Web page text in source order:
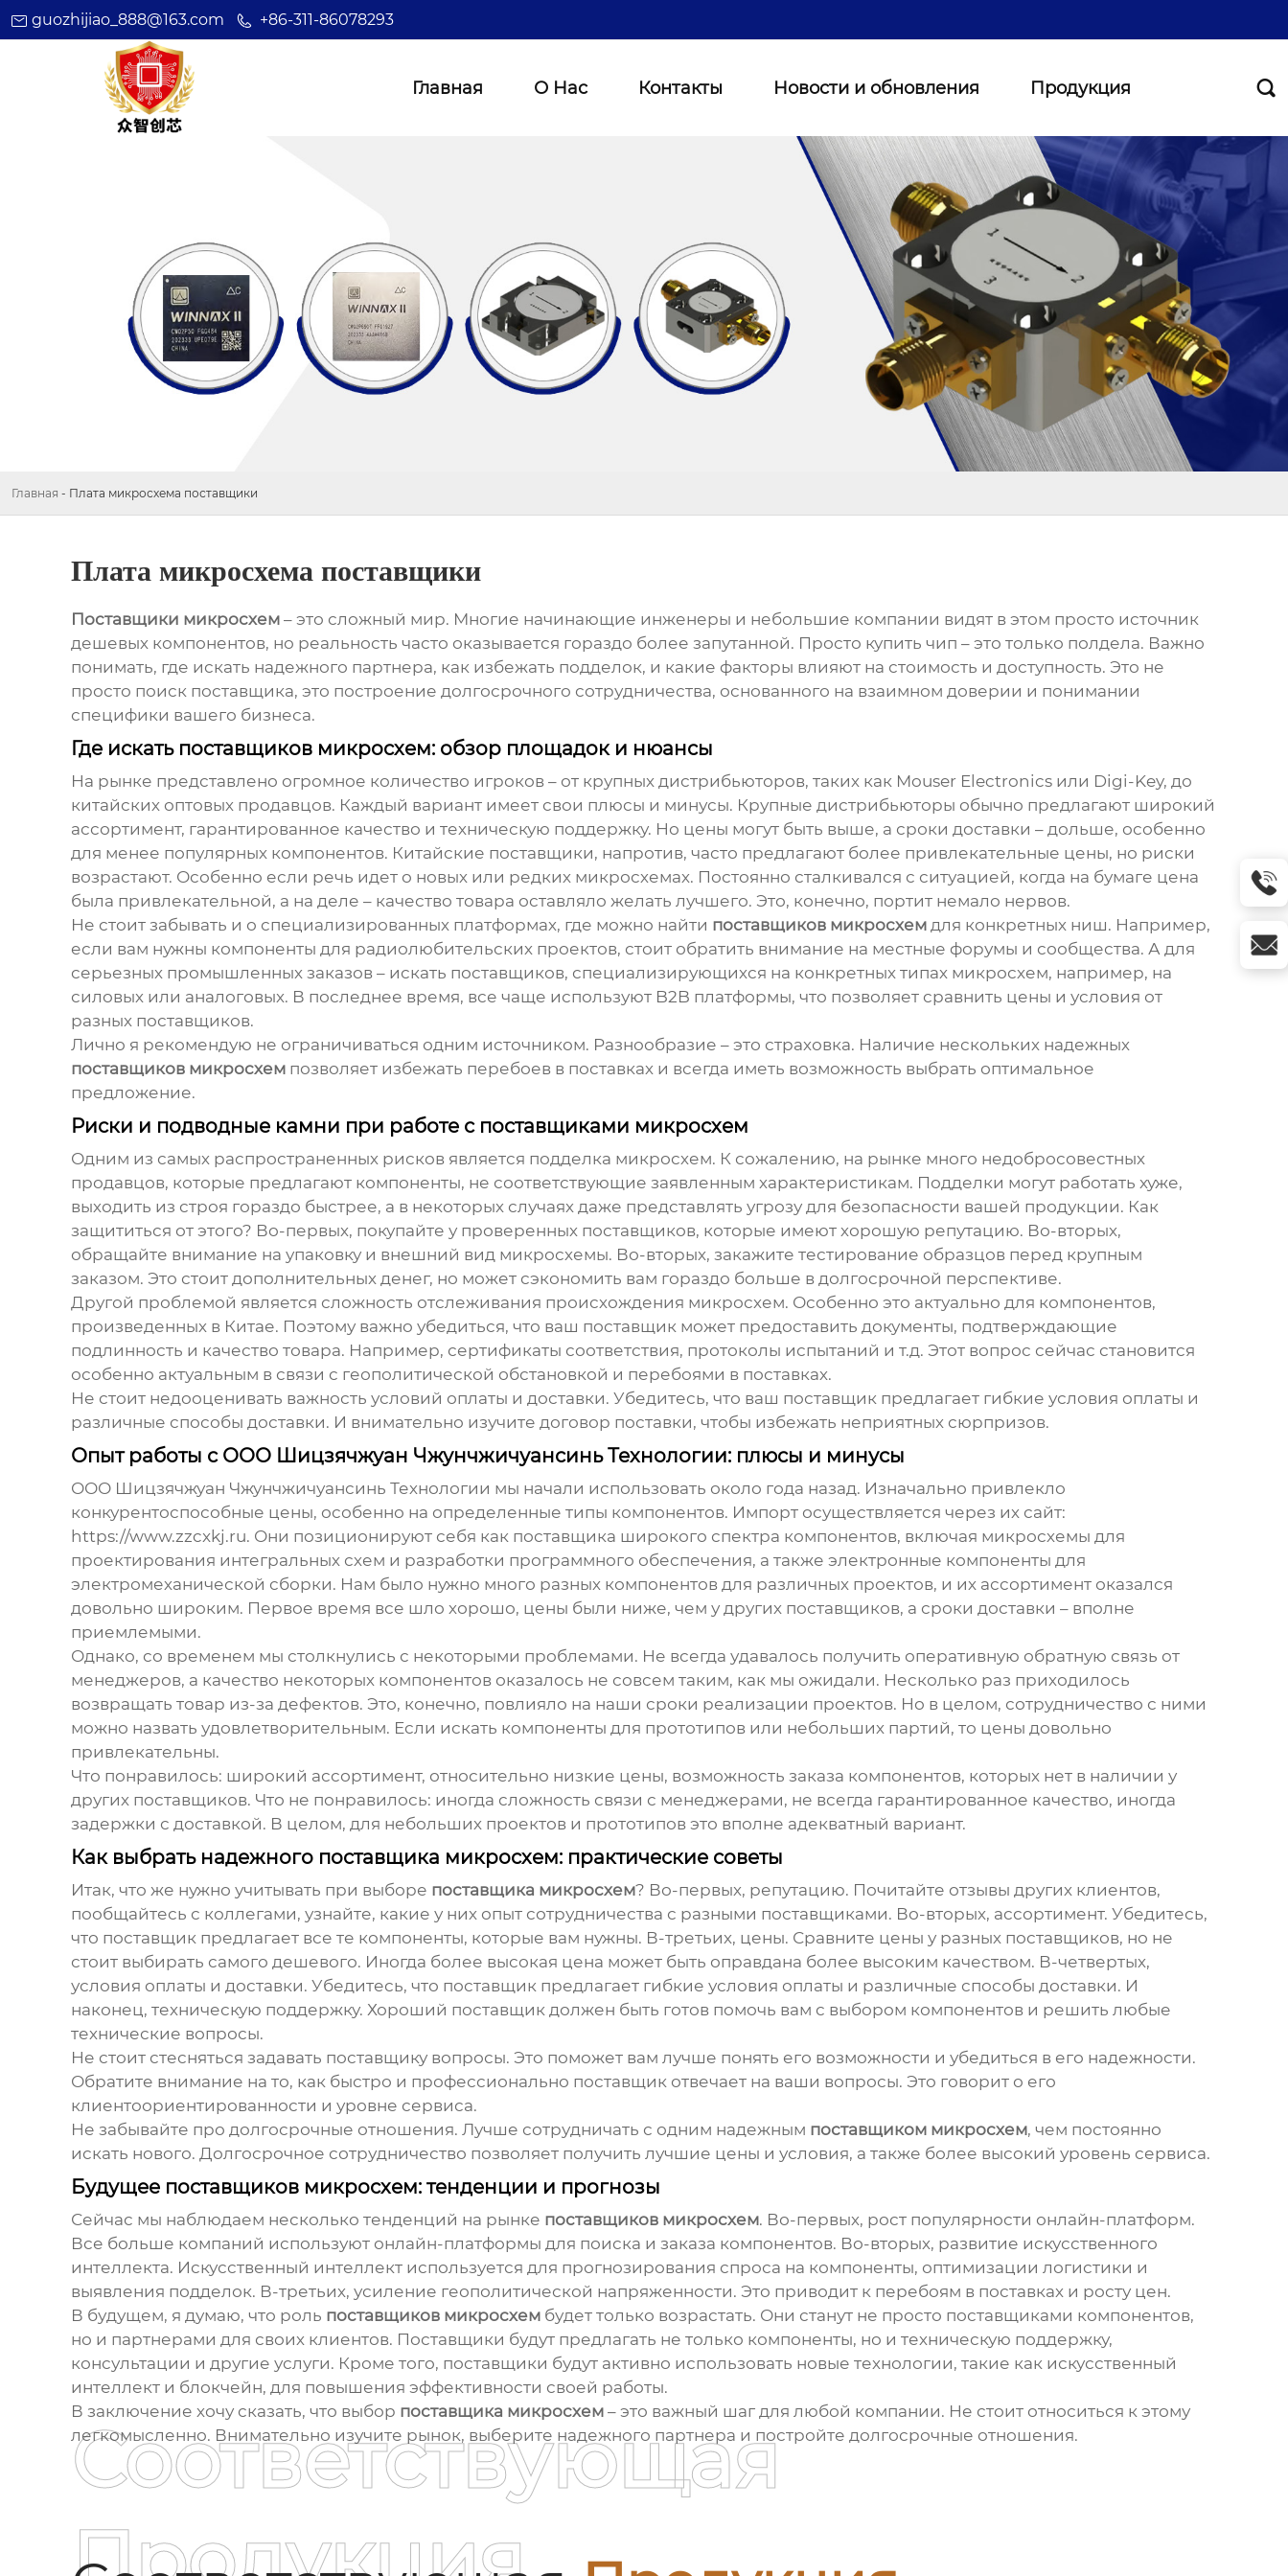
guozhijiao_888@163.com +86-311-86078293
Главная О Нас Контакты Новости и обновления Продукция 
Главная - Плата микросхема поставщики
Плата микросхема поставщики
Поставщики микросхем– это сложный мир. Многие начинающие инженеры и небольшие компании видят в этом просто источник
дешевых компонентов, но реальность часто оказывается гораздо более запутанной. Просто купить чип – это только полдела. Важно
понимать, где искать надежного партнера, как избежать подделок, и какие факторы влияют на стоимость и доступность. Это не
просто поиск поставщика, это построение долгосрочного сотрудничества, основанного на взаимном доверии и понимании
специфики вашего бизнеса.
Где искать поставщиков микросхем: обзор площадок и нюансы
На рынке представлено огромное количество игроков – от крупных дистрибьюторов, таких как Mouser Electronics или Digi-Key, до
китайских оптовых продавцов. Каждый вариант имеет свои плюсы и минусы. Крупные дистрибьюторы обычно предлагают широкий
ассортимент, гарантированное качество и техническую поддержку. Но цены могут быть выше, а сроки доставки – дольше, особенно
для менее популярных компонентов. Китайские поставщики, напротив, часто предлагают более привлекательные цены, но риски
возрастают. Особенно если речь идет о новых или редких микросхемах. Постоянно сталкивался с ситуацией, когда на бумаге цена
была привлекательной, а на деле – качество товара оставляло желать лучшего. Это, конечно, портит немало нервов.
Не стоит забывать и о специализированных платформах, где можно найти поставщиков микросхемдля конкретных ниш. Например,
если вам нужны компоненты для радиолюбительских проектов, стоит обратить внимание на местные форумы и сообщества. А для
серьезных промышленных заказов – искать поставщиков, специализирующихся на конкретных типах микросхем, например, на
силовых или аналоговых. В последнее время, все чаще используют B2B платформы, что позволяет сравнить цены и условия от
разных поставщиков.
Лично я рекомендую не ограничиваться одним источником. Разнообразие – это страховка. Наличие нескольких надежных
поставщиков микросхемпозволяет избежать перебоев в поставках и всегда иметь возможность выбрать оптимальное
предложение.
Риски и подводные камни при работе с поставщиками микросхем
Одним из самых распространенных рисков является подделка микросхем. К сожалению, на рынке много недобросовестных
продавцов, которые предлагают компоненты, не соответствующие заявленным характеристикам. Подделки могут работать хуже,
выходить из строя гораздо быстрее, а в некоторых случаях даже представлять угрозу для безопасности вашей продукции. Как
защититься от этого? Во-первых, покупайте у проверенных поставщиков, которые имеют хорошую репутацию. Во-вторых,
обращайте внимание на упаковку и внешний вид микросхемы. Во-вторых, закажите тестирование образцов перед крупным
заказом. Это стоит дополнительных денег, но может сэкономить вам гораздо больше в долгосрочной перспективе.
Другой проблемой является сложность отслеживания происхождения микросхем. Особенно это актуально для компонентов,
произведенных в Китае. Поэтому важно убедиться, что ваш поставщик может предоставить документы, подтверждающие
подлинность и качество товара. Например, сертификаты соответствия, протоколы испытаний и т.д. Этот вопрос сейчас становится
особенно актуальным в связи с геополитической обстановкой и перебоями в поставках.
Не стоит недооценивать важность условий оплаты и доставки. Убедитесь, что ваш поставщик предлагает гибкие условия оплаты и
различные способы доставки. И внимательно изучите договор поставки, чтобы избежать неприятных сюрпризов.
Опыт работы с ООО Шицзячжуан Чжунчжичуансинь Технологии: плюсы и минусы
ООО Шицзячжуан Чжунчжичуансинь Технологии мы начали использовать около года назад. Изначально привлекло
конкурентоспособные цены, особенно на определенные типы компонентов. Импорт осуществляется через их сайт:
https://www.zzcxkj.ru. Они позиционируют себя как поставщика широкого спектра компонентов, включая микросхемы для
проектирования интегральных схем и разработки программного обеспечения, а также электронные компоненты для
электромеханической сборки. Нам было нужно много разных компонентов для различных проектов, и их ассортимент оказался
довольно широким. Первое время все шло хорошо, цены были ниже, чем у других поставщиков, а сроки доставки – вполне
приемлемыми.
Однако, со временем мы столкнулись с некоторыми проблемами. Не всегда удавалось получить оперативную обратную связь от
менеджеров, а качество некоторых компонентов оказалось не совсем таким, как мы ожидали. Несколько раз приходилось
возвращать товар из-за дефектов. Это, конечно, повлияло на наши сроки реализации проектов. Но в целом, сотрудничество с ними
можно назвать удовлетворительным. Если искать компоненты для прототипов или небольших партий, то цены довольно
привлекательны.
Что понравилось: широкий ассортимент, относительно низкие цены, возможность заказа компонентов, которых нет в наличии у
других поставщиков. Что не понравилось: иногда сложность связи с менеджерами, не всегда гарантированное качество, иногда
задержки с доставкой. В целом, для небольших проектов и прототипов это вполне адекватный вариант.
Как выбрать надежного поставщика микросхем: практические советы
Итак, что же нужно учитывать при выборе поставщика микросхем? Во-первых, репутацию. Почитайте отзывы других клиентов,
пообщайтесь с коллегами, узнайте, какие у них опыт сотрудничества с разными поставщиками. Во-вторых, ассортимент. Убедитесь,
что поставщик предлагает все те компоненты, которые вам нужны. В-третьих, цены. Сравните цены у разных поставщиков, но не
стоит выбирать самого дешевого. Иногда более высокая цена может быть оправдана более высоким качеством. В-четвертых,
условия оплаты и доставки. Убедитесь, что поставщик предлагает гибкие условия оплаты и различные способы доставки. И
наконец, техническую поддержку. Хороший поставщик должен быть готов помочь вам с выбором компонентов и решить любые
технические вопросы.
Не стоит стесняться задавать поставщику вопросы. Это поможет вам лучше понять его возможности и убедиться в его надежности.
Обратите внимание на то, как быстро и профессионально поставщик отвечает на ваши вопросы. Это говорит о его
клиентоориентированности и уровне сервиса.
Не забывайте про долгосрочные отношения. Лучше сотрудничать с одним надежным поставщиком микросхем, чем постоянно
искать нового. Долгосрочное сотрудничество позволяет получить лучшие цены и условия, а также более высокий уровень сервиса.
Будущее поставщиков микросхем: тенденции и прогнозы
Сейчас мы наблюдаем несколько тенденций на рынке поставщиков микросхем. Во-первых, рост популярности онлайн-платформ.
Все больше компаний используют онлайн-платформы для поиска и заказа компонентов. Во-вторых, развитие искусственного
интеллекта. Искусственный интеллект используется для прогнозирования спроса на компоненты, оптимизации логистики и
выявления подделок. В-третьих, усиление геополитической напряженности. Это приводит к перебоям в поставках и росту цен.
В будущем, я думаю, что роль поставщиков микросхембудет только возрастать. Они станут не просто поставщиками компонентов,
но и партнерами для своих клиентов. Поставщики будут предлагать не только компоненты, но и техническую поддержку,
консультации и другие услуги. Кроме того, поставщики будут активно использовать новые технологии, такие как искусственный
интеллект и блокчейн, для повышения эффективности своей работы.
В заключение хочу сказать, что выбор поставщика микросхем– это важный шаг для любой компании. Не стоит относиться к этому
легкомысленно. Внимательно изучите рынок, выберите надежного партнера и постройте долгосрочные отношения.
Соответствующая